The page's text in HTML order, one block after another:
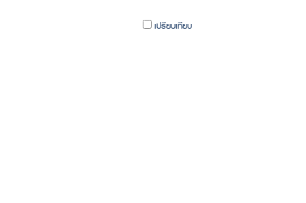
เปรียบเทียบ